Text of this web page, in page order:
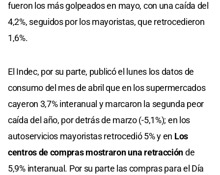
fueron los más golpeados en mayo, con una caída del
4,2%, seguidos por los mayoristas, que retrocedieron
1,6%.
El Indec, por su parte, publicó el lunes los datos de
consumo del mes de abril que en los supermercados
cayeron 3,7% interanual y marcaron la segunda peor
caída del año, por detrás de marzo (-5,1%); en los
autoservicios mayoristas retrocedió 5% y en Los
centros de compras mostraron una retracciónde
5,9% interanual. Por su parte las compras para el Día